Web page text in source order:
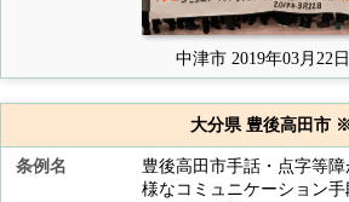
中津市 2019年03月22日
大分県 豊後高田市
条例名
豊後高田市手話・点字等
様なコミュニケーション